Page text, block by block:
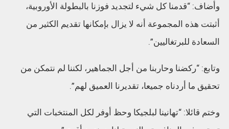
وأضاف: “قدمنا كل شيء لتجديد فوزنا بالبطولة الأوروبية،
أثبتت هذه المجموعة أنه لا يزال بإمكانها تقديم الكثير من
السعادة للبرتغاليين”.
وتابع: “ركضنا وحاربنا من أجل الجماهير، لكننا لم نتمكن من
تحقيق ما أردناه جميعا، تقديرنا العميق لهم”.
وختم قائلا: “تهانينا لبلجيكا وحظ أوفر لكل المنتخبات التي